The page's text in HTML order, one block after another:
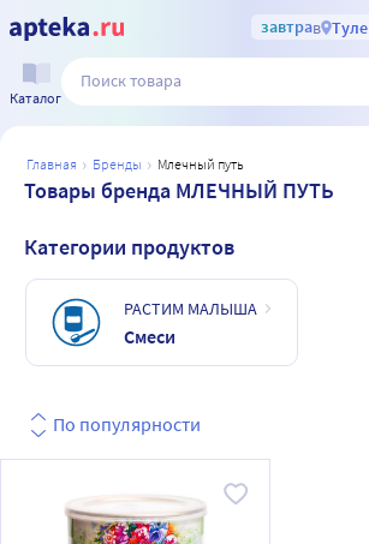
завтрав Туле
Каталог
главная бренды млечный путь
Товары бренда МЛЕЧНЫЙ ПУТЬ
Категории продуктов
РАСТИМ МАЛЫША
Смеси
По популярности